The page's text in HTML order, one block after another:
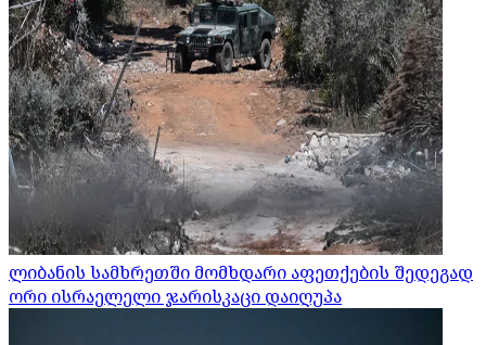
ლიბანის სამხრეთში მომხდარი აფეთქების შედეგად
ორი ისრაელელი ჯარისკაცი დაიღუპა